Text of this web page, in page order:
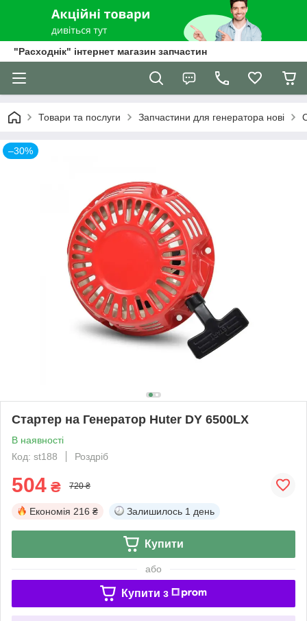
"Расходнік" інтернет магазин запчастин
Товари та послуги Запчастини для генератора нові
–30%
Стартер на Генератор Huter DY 6500LX
В наявності
Код: st188
Роздріб
504 ₴ 720 ₴
Економія 216 ₴ Залишилось 1 день
Купити
або
Купити з